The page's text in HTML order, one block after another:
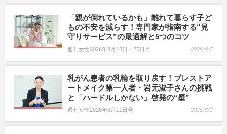
「親が倒れているかも」離れて暮らす子ど
もの不安を減らす！専門家が指南する“見
守りサービス”の最適解と5つのコツ
週刊女性2026年8月18日・25日号 2026/8/7
乳がん患者の乳輪を取り戻す！ブレストア
ートメイク第一人者・岩元淑子さんの挑戦
と「ハードルしかない」啓発の“壁”
週刊女性2026年8月11日号 2026/8/2